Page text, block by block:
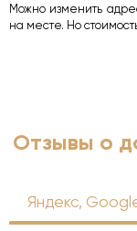
Можно изменить
на месте. Но
Отзывы о
Яндекс,